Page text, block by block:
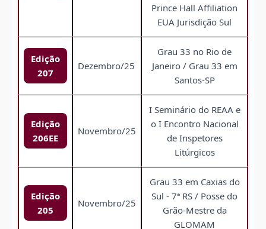
Prince Hall Affiliation
EUA Jurisdição Sul
Edição
207
Dezembro/25
Grau 33 no Rio de
Janeiro / Grau 33 em
Santos-SP
Edição
206EE
Novembro/25
I Seminário do REAA e
o I Encontro Nacional
de Inspetores
Litúrgicos
Edição
205
Novembro/25
Grau 33 em Caxias do
Sul - 7ª RS / Posse do
Grão-Mestre da
GLOMAM